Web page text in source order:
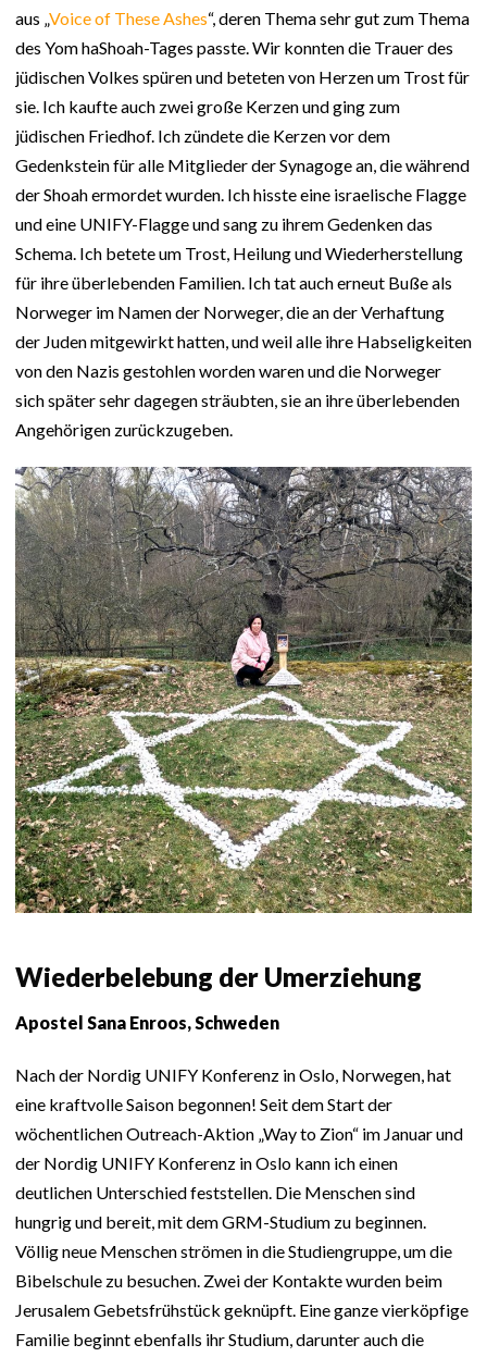
aus „ Voice of These Ashes“, deren Thema sehr gut zum Thema
des Yom haShoah-Tages passte. Wir konnten die Trauer des
jüdischen Volkes spüren und beteten von Herzen um Trost für
sie. Ich kaufte auch zwei große Kerzen und ging zum
jüdischen Friedhof. Ich zündete die Kerzen vor dem
Gedenkstein für alle Mitglieder der Synagoge an, die während
der Shoah ermordet wurden. Ich hisste eine israelische Flagge
und eine UNIFY-Flagge und sang zu ihrem Gedenken das
Schema. Ich betete um Trost, Heilung und Wiederherstellung
für ihre überlebenden Familien. Ich tat auch erneut Buße als
Norweger im Namen der Norweger, die an der Verhaftung
der Juden mitgewirkt hatten, und weil alle ihre Habseligkeiten
von den Nazis gestohlen worden waren und die Norweger
sich später sehr dagegen sträubten, sie an ihre überlebenden
Angehörigen zurückzugeben.
Wiederbelebung der Umerziehung
Apostel Sana Enroos, Schweden
Nach der Nordig UNIFY Konferenz in Oslo, Norwegen, hat
eine kraftvolle Saison begonnen! Seit dem Start der
wöchentlichen Outreach-Aktion „Way to Zion“ im Januar und
der Nordig UNIFY Konferenz in Oslo kann ich einen
deutlichen Unterschied feststellen. Die Menschen sind
hungrig und bereit, mit dem GRM-Studium zu beginnen.
Völlig neue Menschen strömen in die Studiengruppe, um die
Bibelschule zu besuchen. Zwei der Kontakte wurden beim
Jerusalem Gebetsfrühstück geknüpft. Eine ganze vierköpfige
Familie beginnt ebenfalls ihr Studium, darunter auch die